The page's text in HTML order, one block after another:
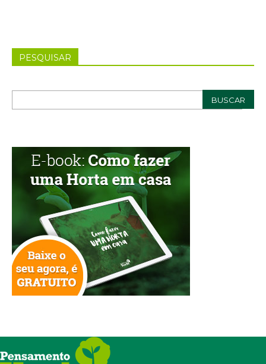
PESQUISAR